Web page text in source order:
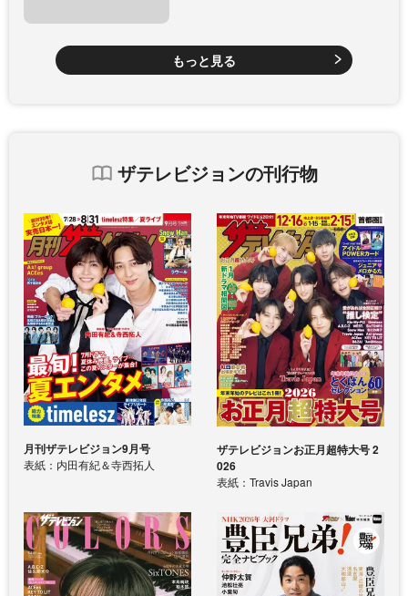
もっと見る
ザテレビジョンの刊行物
月刊ザテレビジョン9月号
表紙：内田有紀＆寺西拓人
ザテレビジョンお正月超特大号 2
026
表紙：Travis Japan